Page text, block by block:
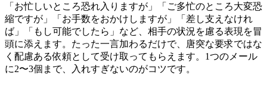
「お忙しいところ恐れ入りますが」「ご多忙のところ大変恐
縮ですが」「お手数をおかけしますが」「差し支えなけれ
ば」「もし可能でしたら」など、相手の状況を慮る表現を冒
頭に添えます。たった一言加わるだけで、唐突な要求ではな
く配慮ある依頼として受け取ってもらえます。1つのメール
に2〜3個まで、入れすぎないのがコツです。